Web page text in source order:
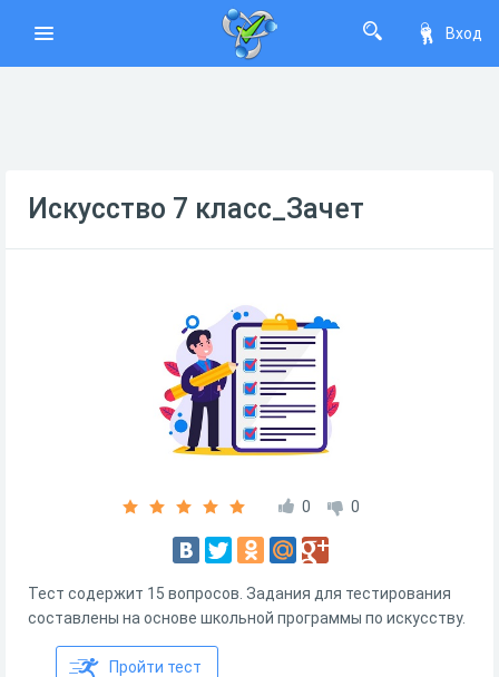
Вход
Искусство 7 класс_Зачет
0 0
Тест содержит 15 вопросов. Задания для тестирования
составлены на основе школьной программы по искусству.
Пройти тест